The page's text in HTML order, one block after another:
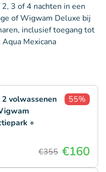
3 of 4 nachten in een
of Wigwam Deluxe bij
inclusief toegang tot
Mexicana
volwassenen
+
55%
€355 €160